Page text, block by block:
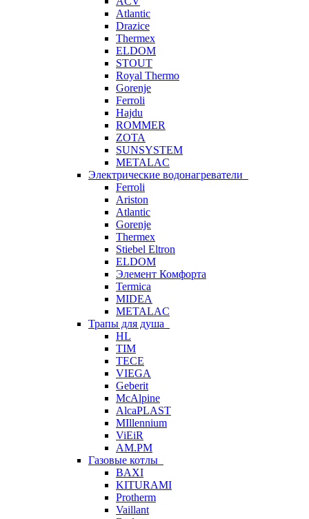
Atlantic
Drazice
Thermex
ELDOM
STOUT
Royal Thermo
Gorenje
Ferroli
Hajdu
ROMMER
ZOTA
SUNSYSTEM
METALAC
Электрические водонагреватели
Ferroli
Ariston
Atlantic
Gorenje
Thermex
Stiebel Eltron
ELDOM
Элемент Комфорта
Termica
MIDEA
METALAC
Трапы для душа
HL
TIM
TECE
VIEGA
Geberit
McAlpine
AlcaPLAST
MIllennium
ViEiR
AM.PM
Газовые котлы
BAXI
KITURAMI
Protherm
Vaillant